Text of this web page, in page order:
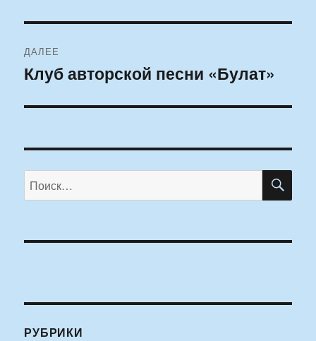
ДАЛЕЕ
Следующая
Клуб авторской песни «Булат»
Искать:
РУБРИКИ